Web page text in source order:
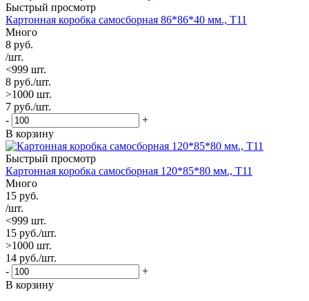
Быстрый просмотр
Картонная коробка самосборная 86*86*40 мм., Т11
Много
8 руб.
/шт.
<999 шт.
8 руб./шт.
>1000 шт.
7 руб./шт.
-
+
В корзину
Быстрый просмотр
Картонная коробка самосборная 120*85*80 мм., Т11
Много
15 руб.
/шт.
<999 шт.
15 руб./шт.
>1000 шт.
14 руб./шт.
-
+
В корзину